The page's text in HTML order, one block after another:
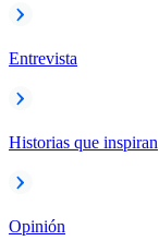
Entrevista
Historias que inspiran
Opinión